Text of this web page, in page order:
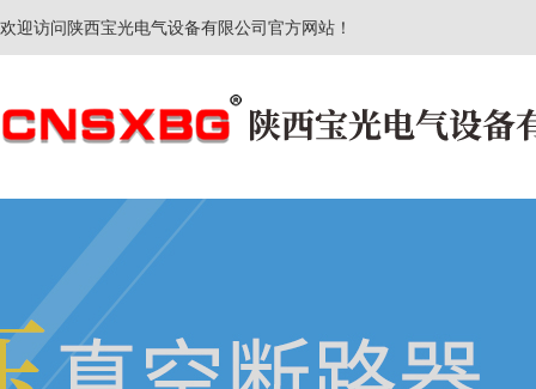
欢迎访问陕西宝光电气设备有限公司官方网站！